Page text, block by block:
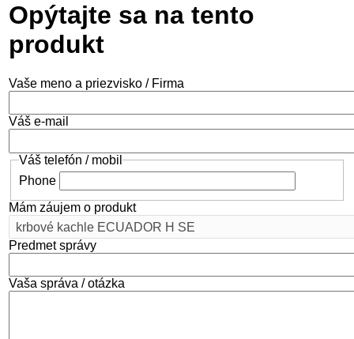
Opýtajte sa na tento
produkt
Vaše meno a priezvisko / Firma
Váš e-mail
Váš telefón / mobil
Phone
Mám záujem o produkt
Predmet správy
Vaša správa / otázka